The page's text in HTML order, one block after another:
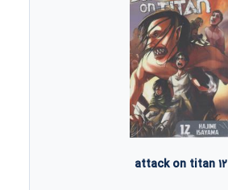
attack on titan ۱۲